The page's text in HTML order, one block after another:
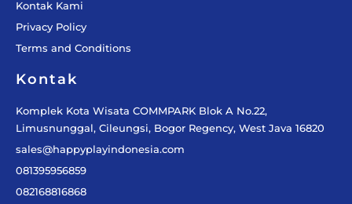
Kontak Kami
Privacy Policy
Terms and Conditions
Kontak
Komplek Kota Wisata COMMPARK Blok A No.22,
Limusnunggal, Cileungsi, Bogor Regency, West Java 16820
sales@happyplayindonesia.com
081395956859
082168816868